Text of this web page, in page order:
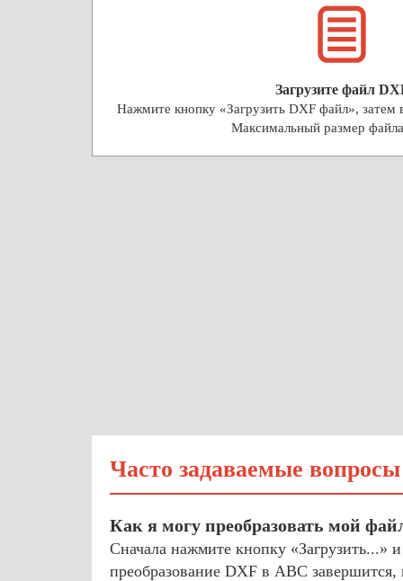
Загрузите файл
Нажмите кнопку «Загрузить DXF файл», затем
Максимальный размер
Часто задаваемые вопросы
Как я могу преобразовать мой
Сначала нажмите кнопку «Загрузить...»
преобразование DXF в ABC